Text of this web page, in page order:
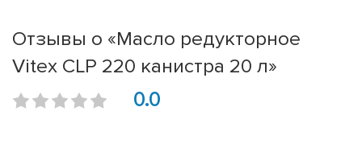
Отзывы о «Масло редукторное
Vitex CLP 220 канистра 20 л»
0.0